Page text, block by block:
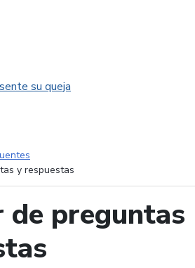
su queja
y respuestas
de preguntas